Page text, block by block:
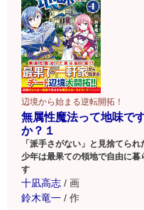
辺境から始まる逆転開拓！
無属性魔法って地味で
か？１
「派手さがない」と見捨てられ
少年は最果ての領地で自由に暮
す
十凪高志 / 画
鈴木竜一 / 作